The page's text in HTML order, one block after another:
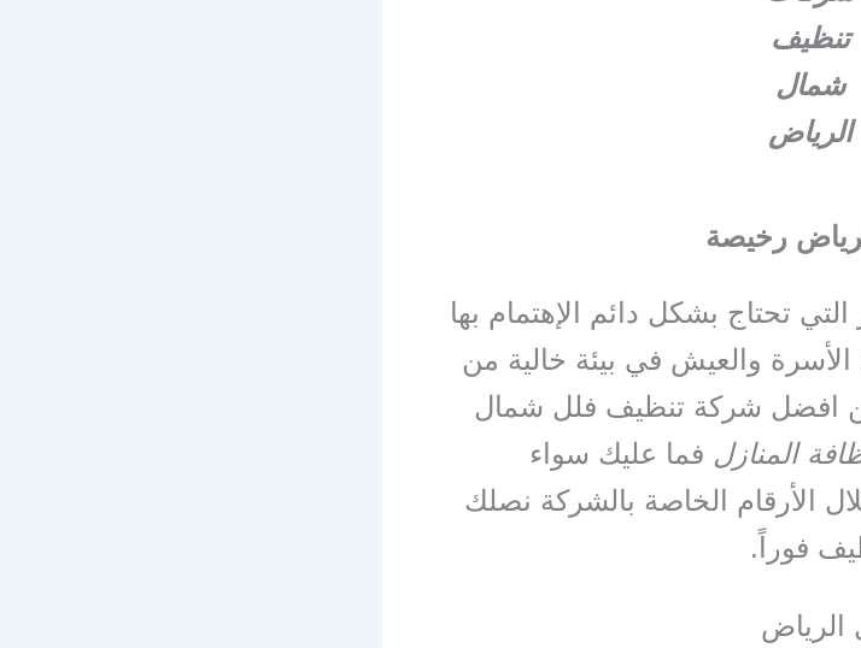
تنظيف
شمال
الرياض
رخيصة
تحتاج بشكل دائم الإهتمام بها
والعيش في بيئة خالية من
من افضل شركة تنظيف فلل شمال
المنازل فما عليك سواء
الأرقام الخاصة بالشركة نصلك
فوراً.
الرياض